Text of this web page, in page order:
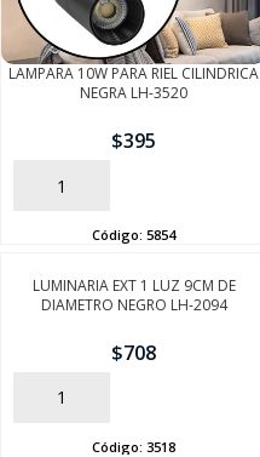
LAMPARA 10W PARA RIEL CILINDRICA
NEGRA LH-3520
$395
AÑADIR
Código: 5854
LUMINARIA EXT 1 LUZ 9CM DE
DIAMETRO NEGRO LH-2094
$708
AÑADIR
Código: 3518